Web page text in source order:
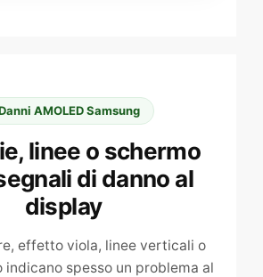
AMOLED Samsung
linee o schermo
di danno al
display
effetto viola, linee verticali o
indicano spesso un problema al